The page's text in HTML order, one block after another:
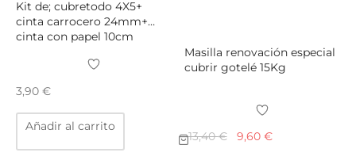
Kit de; cubretodo 4X5+
cinta carrocero 24mm+
cinta con papel 10cm
3,90 €
Añadir al carrito
Masilla renovación especial
cubrir gotelé 15Kg
13,40€
El
9,60 €